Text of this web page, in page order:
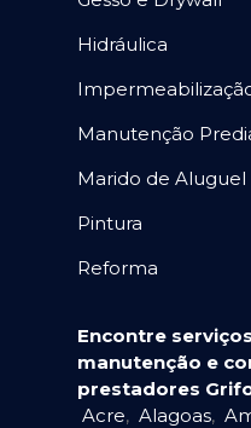
Hidráulica
Manutenção
Marido de Aluguel
Pintura
Reforma
Encontre
manutenção e
prestadores
Acre, Alagoas,